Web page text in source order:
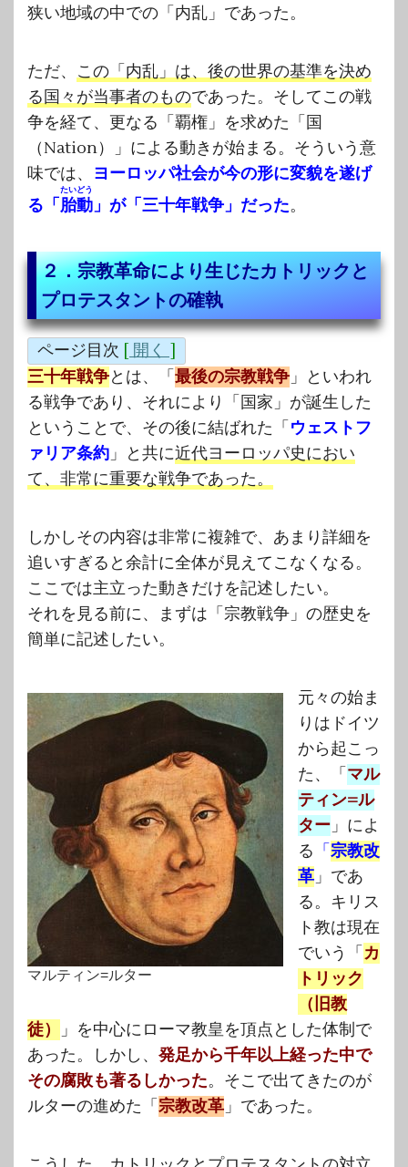
狭い地域の中での「内乱」であった。
ただ、 この「内乱」は、後の世界の基準を決め
る国々が当事者のものであった。そしてこの戦
争を経て、更なる「覇権」を求めた「国
（Nation）」による動きが始まる。そういう意
味では、 ヨーロッパ社会が今の形に変貌を遂げ
る「 胎動
たいどう
」が「三十年戦争」だった。
２．宗教革命により生じたカトリックと
プロテスタントの確執
ページ目次 [ 開く ]
三十年戦争とは、「 最後の宗教戦争 」といわれ
る戦争であり、それにより「国家」が誕生した
ということで、その後に結ばれた「 ウェストフ
ァリア条約 」と共に近代ヨーロッパ史におい
て、非常に重要な戦争であった。
しかしその内容は非常に複雑で、あまり詳細を
追いすぎると余計に全体が見えてこなくなる。
ここでは主立った動きだけを記述したい。
それを見る前に、まずは「宗教戦争」の歴史を
簡単に記述したい。
マルティン=ルター
元々の始ま
りはドイツ
から起こっ
た、「 マル
ティン=ル
ター 」によ
る 「 宗教改
革 」であ
る。キリス
ト教は現在
でいう「 カ
トリック
（旧教
徒）
」を中心にローマ教皇を頂点とした体制で
あった。しかし、 発足から千年以上経った中で
その腐敗も著るしかった。そこで出てきたのが
ルターの進めた「 宗教改革 」であった。